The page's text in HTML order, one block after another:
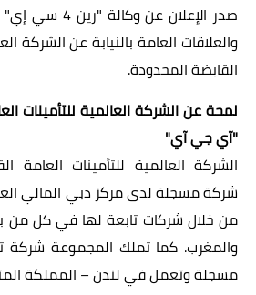
صدر الإعلان عن
والعلاقات العامة بالنيابة عن الشركة
القابضة المحدودة.
لمحة عن الشركة العالمية للتأمينات
"آي جي آي"
الشركة العالمية للتأمينات
شركة مسجلة لدى مركز دبي المالي
من خلال شركات تابعة لها في كل من
والمغرب. كما تملك المجموعة شركة
مسجلة وتعمل في لندن – المملكة